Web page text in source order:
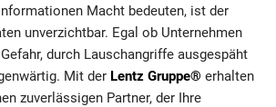
Macht bedeuten, ist der
unverzichtbar. Egal ob Unternehmen
durch Lauschangriffe ausgespäht
Mit der Lentz Gruppe® erhalten
zuverlässigen Partner, der Ihre